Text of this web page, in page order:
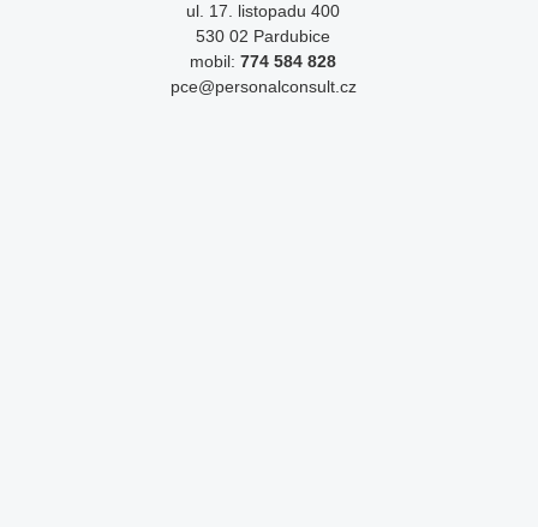
ul. 17. listopadu 400
530 02 Pardubice
mobil: 774 584 828
pce@personalconsult.cz